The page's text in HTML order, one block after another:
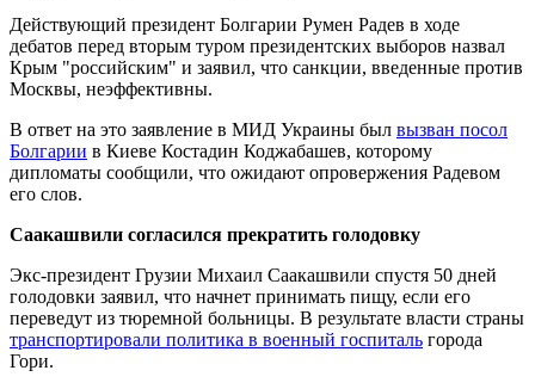
Действующий президент Болгарии Румен Радев в ходе
дебатов перед вторым туром президентских выборов назвал
Крым "российским" и заявил, что санкции, введенные против
Москвы, неэффективны.
В ответ на это заявление в МИД Украины был вызван посол
Болгарии в Киеве Костадин Коджабашев, которому
дипломаты сообщили, что ожидают опровержения Радевом
его слов.
Саакашвили согласился прекратить голодовку
Экс-президент Грузии Михаил Саакашвили спустя 50 дней
голодовки заявил, что начнет принимать пищу, если его
переведут из тюремной больницы. В результате власти страны
транспортировали политика в военный госпиталь города
Гори.